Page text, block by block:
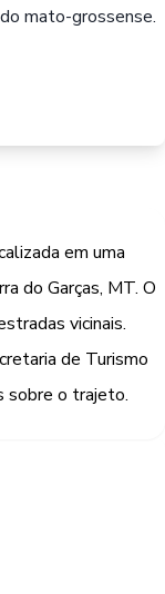
mato-grossense.
em uma
do Garças, MT. O
vicinais.
de Turismo
sobre o trajeto.